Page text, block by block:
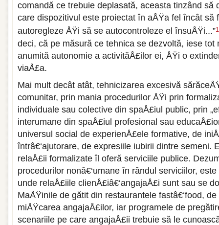
comandă ce trebuie deplasată, aceasta tinzând să
care dispozitivul este proiectat în aÅŸa fel încât să
autoregleze ÅŸi să se autocontroleze el însuÅŸi...”
deci, că pe măsură ce tehnica se dezvoltă, iese tot
anumită autonomie a activităÅ£ilor ei, ÅŸi o
viaÅ£a.
Mai mult decât atât, tehnicizarea excesivă
comunitar, prin mania procedurilor ÅŸi prin
individuale sau colective din spaÅ£iul public, prin
interumane din spaÅ£iul profesional sau
universul social de experienÅ£ele formative, de
întrâ€‘ajutorare, de expresiile iubirii dintre semeni.
relaÅ£ii formalizate îl oferă serviciile publice.
procedurilor nonâ€‘umane în rândul serviciilor,
unde relaÅ£iile clienÅ£iâ€‘angajaÅ£i sunt sau se
MaÅŸinile de gătit din restaurantele fastâ€‘food,
miÅŸcarea angajaÅ£ilor, iar programele de
scenariile pe care angajaÅ£ii trebuie să le